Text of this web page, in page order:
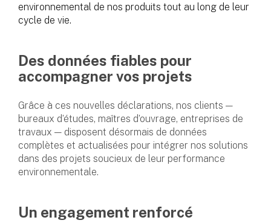
environnemental de nos produits tout au long de leur
cycle de vie.
Des données fiables pour
accompagner vos projets
Grâce à ces nouvelles déclarations, nos clients —
bureaux d’études, maîtres d’ouvrage, entreprises de
travaux — disposent désormais de données
complètes et actualisées pour intégrer nos solutions
dans des projets soucieux de leur performance
environnementale.
Un engagement renforcé